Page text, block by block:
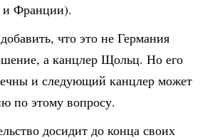
и Франции).
что это не Германия
а канцлер Щольц. Но его
и следующий канцлер может
по этому вопросу.
досидит до конца своих